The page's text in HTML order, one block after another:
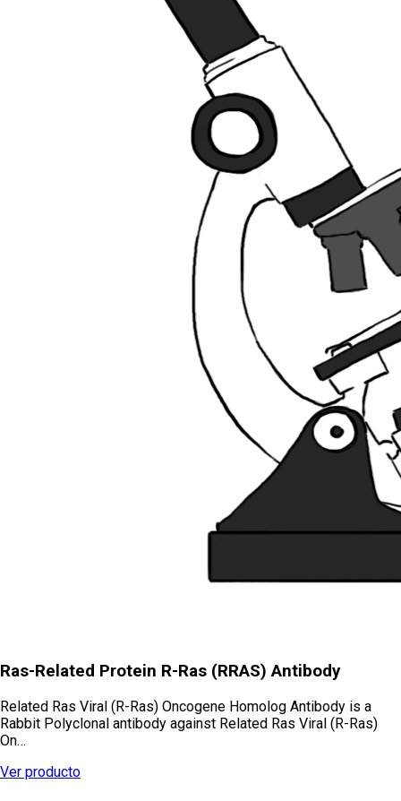
Ras-Related Protein R-Ras (RRAS) Antibody
Related Ras Viral (R-Ras) Oncogene Homolog Antibody is a
Rabbit Polyclonal antibody against Related Ras Viral (R-Ras)
On…
Ver producto